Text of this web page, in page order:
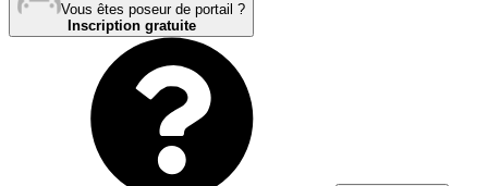
Vous êtes poseur de portail ?
Inscription gratuite